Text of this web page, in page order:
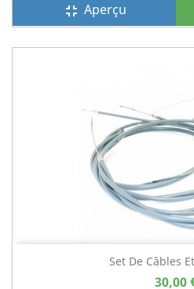
fullscreen_exit Aperçu
Set De Câbles
30,00